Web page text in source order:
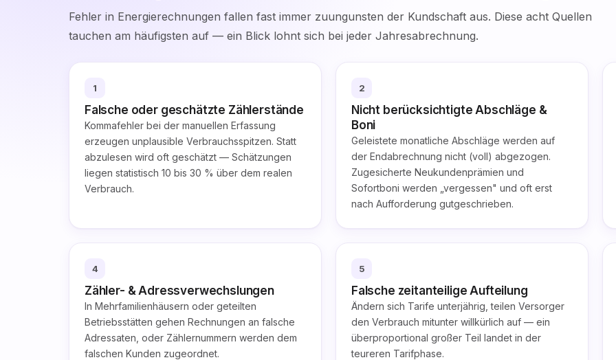
Fehler in Energierechnungen fallen fast immer zuungunsten der Kundschaft aus. Diese acht Quellen
tauchen am häufigsten auf — ein Blick lohnt sich bei jeder Jahresabrechnung.
1
Falsche oder geschätzte Zählerstände
Kommafehler bei der manuellen Erfassung
erzeugen unplausible Verbrauchsspitzen. Statt
abzulesen wird oft geschätzt — Schätzungen
liegen statistisch 10 bis 30 % über dem realen
Verbrauch.
2
Nicht berücksichtigte Abschläge &
Boni
Geleistete monatliche Abschläge werden auf
der Endabrechnung nicht (voll) abgezogen.
Zugesicherte Neukundenprämien und
Sofortboni werden „vergessen" und oft erst
nach Aufforderung gutgeschrieben.
4
Zähler- & Adressverwechslungen
In Mehrfamilienhäusern oder geteilten
Betriebsstätten gehen Rechnungen an falsche
Adressaten, oder Zählernummern werden dem
falschen Kunden zugeordnet.
5
Falsche zeitanteilige Aufteilung
Ändern sich Tarife unterjährig, teilen Versorger
den Verbrauch mitunter willkürlich auf — ein
überproportional großer Teil landet in der
teureren Tarifphase.